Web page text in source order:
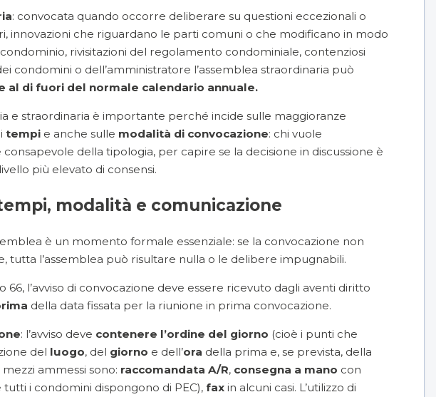
: convocata quando occorre deliberare su questioni eccezionali o
innovazioni che riguardano le parti comuni o che modificano in modo
rivisitazioni del regolamento condominiale, contenziosi
condomini o dell’amministratore l’assemblea straordinaria può
al di fuori del normale calendario annuale.
e straordinaria è importante perché incide sulle maggioranze
tempi e anche sulle modalità di convocazione: chi vuole
della tipologia, per capire se la decisione in discussione è
più elevato di consensi.
modalità e comunicazione
è un momento formale essenziale: se la convocazione non
tutta l’assemblea può risultare nulla o le delibere impugnabili.
66, l’avviso di convocazione deve essere ricevuto dagli aventi diritto
della data fissata per la riunione in prima convocazione.
: l’avviso deve contenere l’ordine del giorno (cioè i punti che
del luogo, del giorno e dell’ora della prima e, se prevista, della
ammessi sono: raccomandata A/R, consegna a mano con
tutti i condomini dispongono di PEC), fax in alcuni casi. L’utilizzo di